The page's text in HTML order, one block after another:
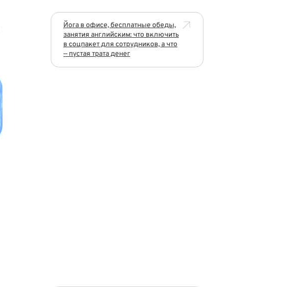
Йога в офисе, бесплатные обеды,
занятия английским: что включить
в соцпакет для сотрудников, а что
— пустая трата денег